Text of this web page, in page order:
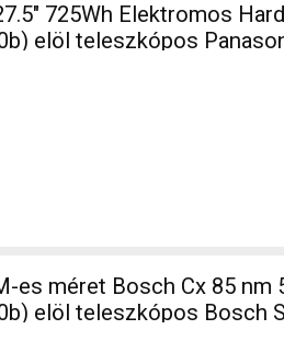
725Wh Elektromos
elöl teleszkópos
es méret Bosch Cx 85 nm
elöl teleszkópos Bosch